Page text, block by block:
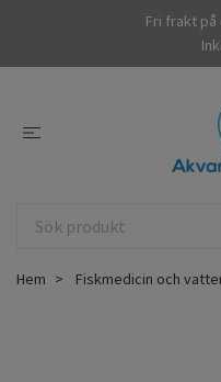
Fri frakt
Hem Fiskmedicin och